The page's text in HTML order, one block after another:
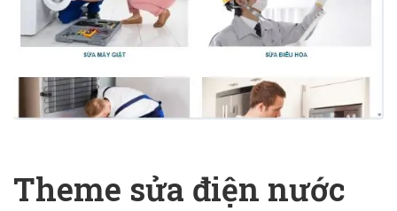
Theme sửa điện nước